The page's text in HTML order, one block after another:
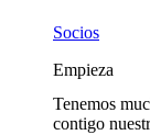
Socios
Empieza
Tenemos
contigo